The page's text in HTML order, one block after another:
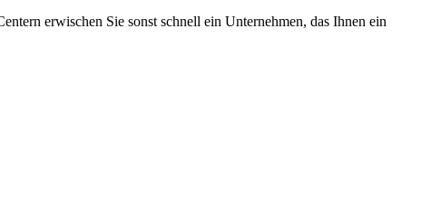
erwischen Sie sonst schnell ein Unternehmen, das Ihnen ein